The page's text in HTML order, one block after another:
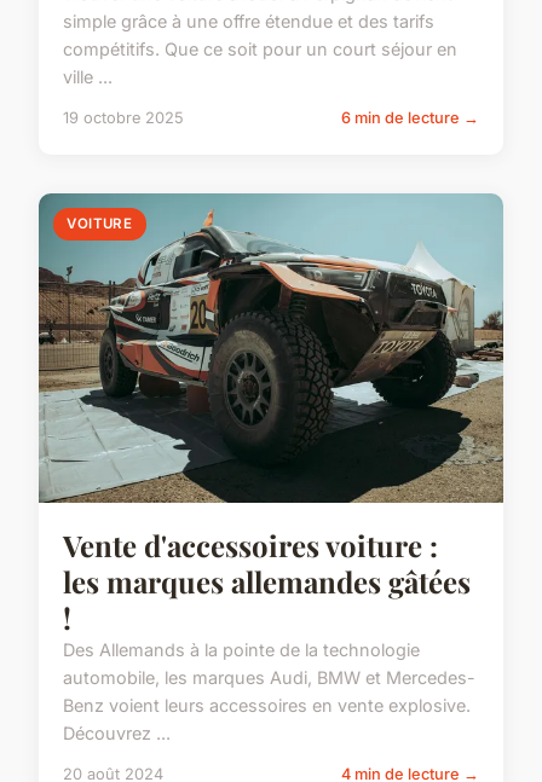
simple grâce à une offre étendue et des tarifs
compétitifs. Que ce soit pour un court séjour en
ville ...
19 octobre 2025 6 min de lecture →
VOITURE
Vente d'accessoires voiture :
les marques allemandes gâtées
!
Des Allemands à la pointe de la technologie
automobile, les marques Audi, BMW et Mercedes-
Benz voient leurs accessoires en vente explosive.
Découvrez ...
20 août 2024 4 min de lecture →